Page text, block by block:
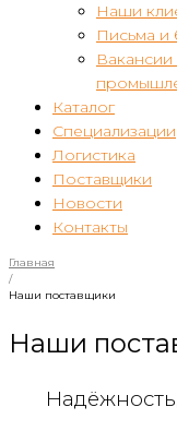
Наши
Письма и
Каталог
Специализации
Логистика
Поставщики
Новости
Контакты
Главная
/
Наши поставщики
Наши